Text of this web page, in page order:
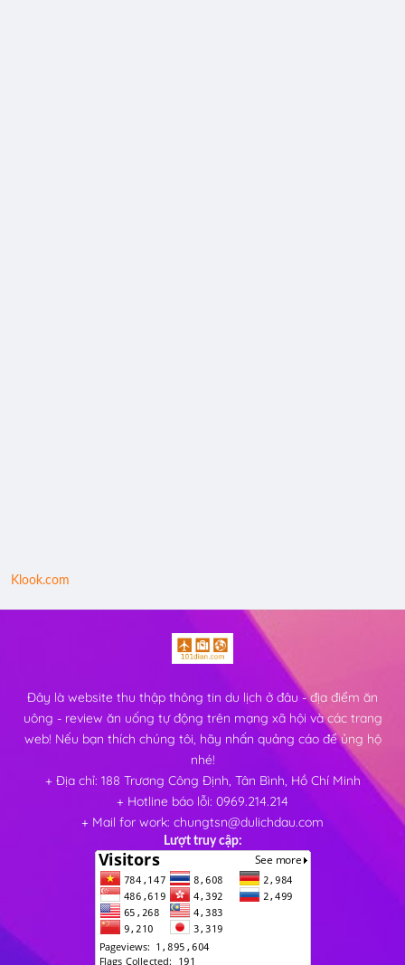
Klook.com
Đây là website thu thập thông tin du lịch ở đâu - địa điểm ăn
uông - review ăn uống tự động trên mạng xã hội và các trang
web! Nếu bạn thích chúng tôi, hãy nhấn quảng cáo để ủng hộ
nhé!
+ Địa chỉ: 188 Trương Công Định, Tân Bình, Hồ Chí Minh
+ Hotline báo lỗi: 0969.214.214
+ Mail for work: chungtsn@dulichdau.com
Lượt truy cập: